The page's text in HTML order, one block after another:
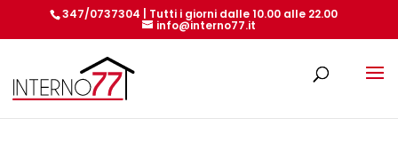
347/0737304 | Tutti i giorni dalle 10.00 alle 22.00
info@interno77.it